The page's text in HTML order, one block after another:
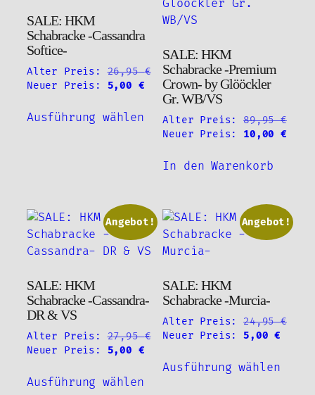
Optionen
können
auf
der
Produktseite
gewählt
SALE: HKM
Schabracke -Cassandra
Softice-
Alter Preis: 26,95€
Ursprünglicher
war:
Neuer Preis: 5,00 €Aktueller
Preis
5,00 €.
Ausführung wählen
Dieses
Produkt
weist
Varianten
Die
Optionen
können
auf
Produktseite
gewählt
werden
SALE: HKM
Schabracke -Premium
Crown- by Glööckler
Gr. WB/VS
Alter Preis: 89,95€
Ursprünglicher
war:
Neuer Preis: 10,00€
In den Warenkorb
Angebot!
SALE: HKM
Schabracke -Cassandra-
DR & VS
Alter Preis: 27,95€
Ursprünglicher
war:
Neuer Preis: 5,00 €Aktueller
Preis
Ausführung wählen
Dieses
Produkt
Angebot!
SALE: HKM
Schabracke -Murcia-
Alter Preis: 24,95€
Ursprünglicher
war:
Neuer Preis: 5,00€
Ausführung wählen